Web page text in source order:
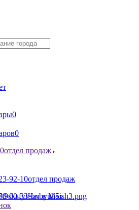
0
0
отдел продаж
92-10отдел продаж
00-33Чат в Max